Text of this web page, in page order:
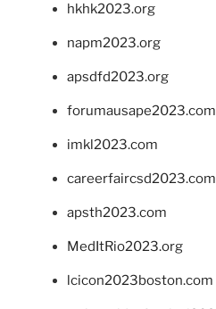
hkhk2023.org
napm2023.org
apsdfd2023.org
forumausape2023.com
imkl2023.com
careerfaircsd2023.com
apsth2023.com
MedItRio2023.org
lcicon2023boston.com